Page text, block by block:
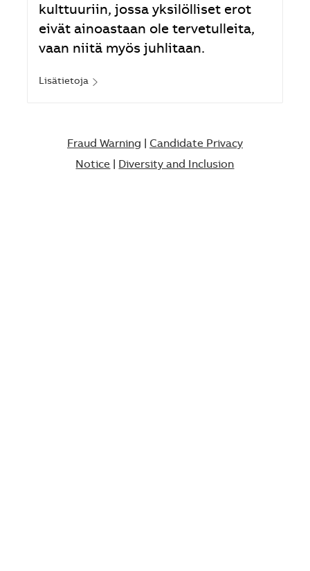
kulttuuriin, jossa yksilölliset erot
eivät ainoastaan ole tervetulleita,
vaan niitä myös juhlitaan.
Lisätietoja
Fraud Warning
Candidate Privacy
Notice
Diversity and Inclusion​​​​​​​